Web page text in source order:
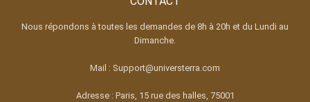
Nous répondons à toutes les demandes de 8h à 20h et du Lundi au
Dimanche.
Mail : Support@universterra.com
Adresse : Paris, 15 rue des halles, 75001